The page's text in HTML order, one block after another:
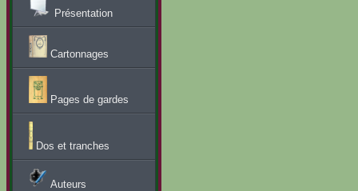
Présentation
Cartonnages
Pages de gardes
Dos et tranches
Auteurs